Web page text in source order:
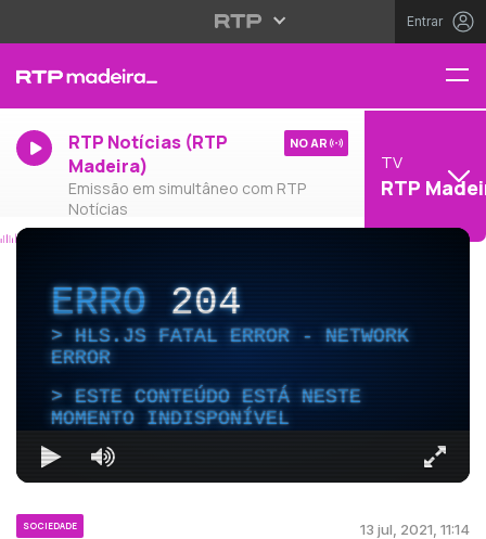
Entrar
RTP Notícias (RTP
Madeira)
Emissão em simultâneo com RTP
Notícias
NO AR
TV
RTP
ERRO204
HLS.JS FATAL ERROR - NETWORK
ERROR
ESTE CONTEÚDO ESTÁ NESTE
MOMENTO INDISPONÍVEL
SOCIEDADE 13 jul, 2021, 11:14